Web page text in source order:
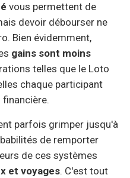
vous permettent de
devoir débourser ne
Bien évidemment,
gains sont moins
telles que le Loto
chaque participant
parfois grimper jusqu'à
de remporter
de ces systèmes
et voyages. C'est tout